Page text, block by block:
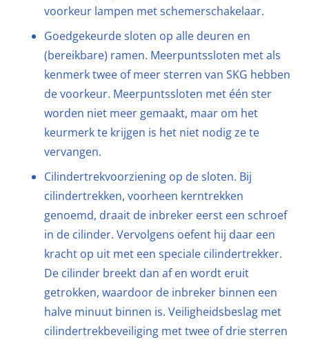
voorkeur lampen met schemerschakelaar.
Goedgekeurde sloten op alle deuren en
(bereikbare) ramen. Meerpuntssloten met als
kenmerk twee of meer sterren van SKG hebben
de voorkeur. Meerpuntssloten met één ster
worden niet meer gemaakt, maar om het
keurmerk te krijgen is het niet nodig ze te
vervangen.
Cilindertrekvoorziening op de sloten. Bij
cilindertrekken, voorheen kerntrekken
genoemd, draait de inbreker eerst een schroef
in de cilinder. Vervolgens oefent hij daar een
kracht op uit met een speciale cilindertrekker.
De cilinder breekt dan af en wordt eruit
getrokken, waardoor de inbreker binnen een
halve minuut binnen is. Veiligheidsbeslag met
cilindertrekbeveiliging met twee of drie sterren